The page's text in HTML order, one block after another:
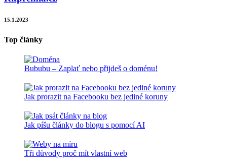
15.1.2023
Top články
Bububu – Zaplať nebo přijdeš o doménu!
Jak prorazit na Facebooku bez jediné koruny
Jak píšu články do blogu s pomocí AI
Tři důvody proč mít vlastní web